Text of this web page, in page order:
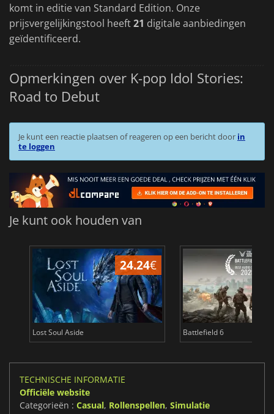
komt in editie van Standard Edition. Onze
prijsvergelijkingstool heeft21 digitale aanbiedingen
geïdentificeerd.
Opmerkingen over K-pop Idol Stories:
Road to Debut
Je kunt een reactie plaatsen of reageren op een bericht door in
te loggen
Je kunt ook houden van
24.24€
Lost Soul Aside Battlefield 6
TECHNISCHE INFORMATIE
Officiële website
Categorieën : Casual, Rollenspellen, Simulatie